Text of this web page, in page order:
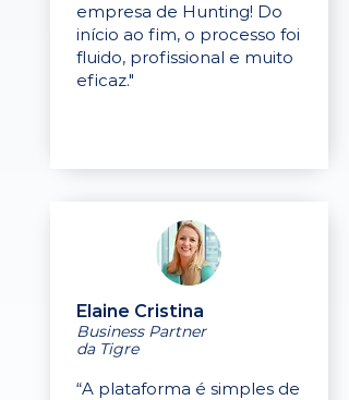
empresa de Hunting! Do
início ao fim, o processo foi
fluido, profissional e muito
eficaz."
Elaine Cristina
Business Partner
da Tigre
“A plataforma é simples de